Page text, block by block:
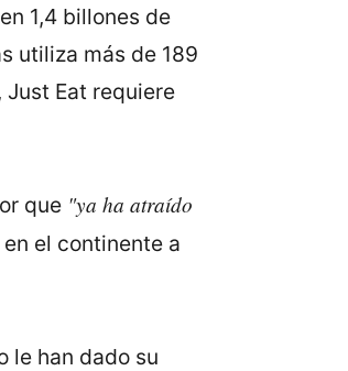
1,4 billones de
utiliza más de 189
Eat requiere
que "ya ha atraído
el continente a
le han dado su